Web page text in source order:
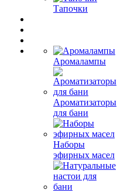
Тапочки
Аромалампы
Ароматизаторы
для бани
Наборы
эфирных масел